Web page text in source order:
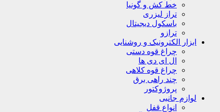
خط کش و گونیا
تراز لیزری
باسکول دیجیتال
ترازو
ابزار الکترونیک و روشنایی
چراغ قوه دستی
ال ای دی ها
چراغ قوه کلاهی
چند راهی برق
پروژوکتور
لوازم جانبی
انواع قفل